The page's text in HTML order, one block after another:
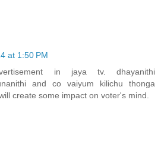
at 1:50 PM
in jaya tv. dhayanithi
and co vaiyum kilichu thonga
create some impact on voter's mind.